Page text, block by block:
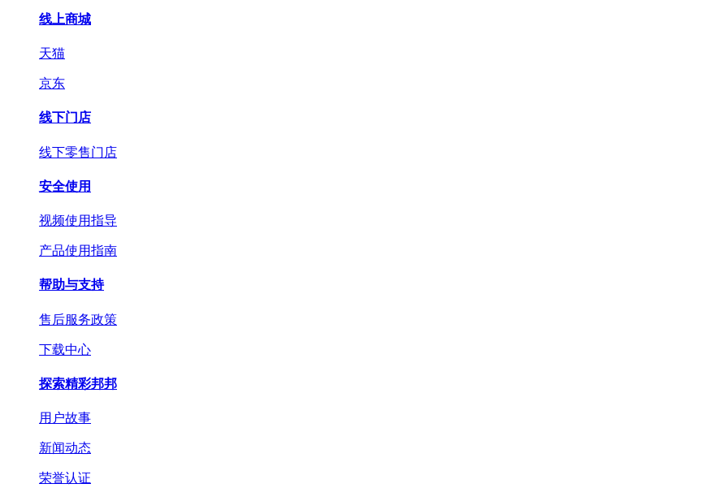
线上商城
天猫
京东
线下门店
线下零售门店
安全使用
视频使用指导
产品使用指南
帮助与支持
售后服务政策
下载中心
探索精彩邦邦
用户故事
新闻动态
荣誉认证